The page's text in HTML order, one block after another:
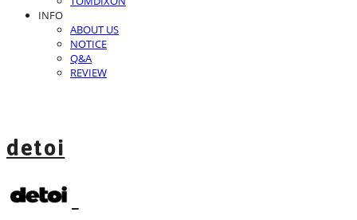
INFO
ABOUT US
NOTICE
Q&A
REVIEW
detoi